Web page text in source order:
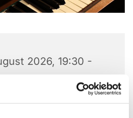
2026, 19:30 -
Rotheweg 63,